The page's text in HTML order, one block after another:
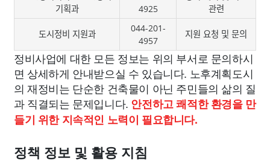
기획과
4925
관련
도시정비 지원과
044-201-
4957
지원 요청 및 문의
정비사업에 대한 모든 정보는 위의 부서로 문의하시
면 상세하게 안내받으실 수 있습니다. 노후계획도시
의 재정비는 단순한 건축물이 아닌 주민들의 삶의 질
과 직결되는 문제입니다. 안전하고 쾌적한 환경을 만
들기 위한 지속적인 노력이 필요합니다.
정책 정보 및 활용 지침